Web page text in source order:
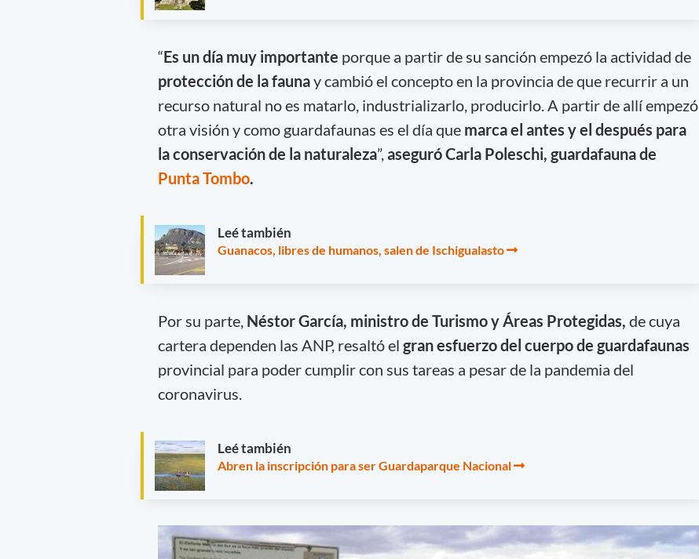
“Es un día muy importante porque a partir de su sanción empezó la actividad de
protección de la faunay cambió el concepto en la provincia de que recurrir a un
recurso natural no es matarlo, industrializarlo, producirlo. A partir de allí empezó
otra visión y como guardafaunas es el día que marca el antes y el después para
la conservación de la naturaleza”,aseguró Carla Poleschi, guardafauna de
Punta Tombo.
Leé también
Guanacos, libres de humanos, salen de Ischigualasto
Por su parte, Néstor García, ministro de Turismo y Áreas Protegidas, de cuya
cartera dependen las ANP, resaltó el gran esfuerzo del cuerpo de guardafaunas
provincial para poder cumplir con sus tareas a pesar de la pandemia del
coronavirus.
Leé también
Abren la inscripción para ser Guardaparque Nacional